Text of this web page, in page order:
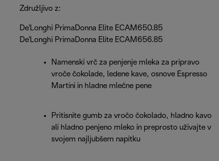
Združljivo z:
De'Longhi PrimaDonna Elite ECAM650.85
De'Longhi PrimaDonna Elite ECAM656.85
Namenski vrč za penjenje mleka za pripravo
vroče čokolade, ledene kave, osnove Espresso
Martini in hladne mlečne pene
Pritisnite gumb za vročo čokolado, hladno kavo
ali hladno penjeno mleko in preprosto uživajte v
svojem najljubšem napitku